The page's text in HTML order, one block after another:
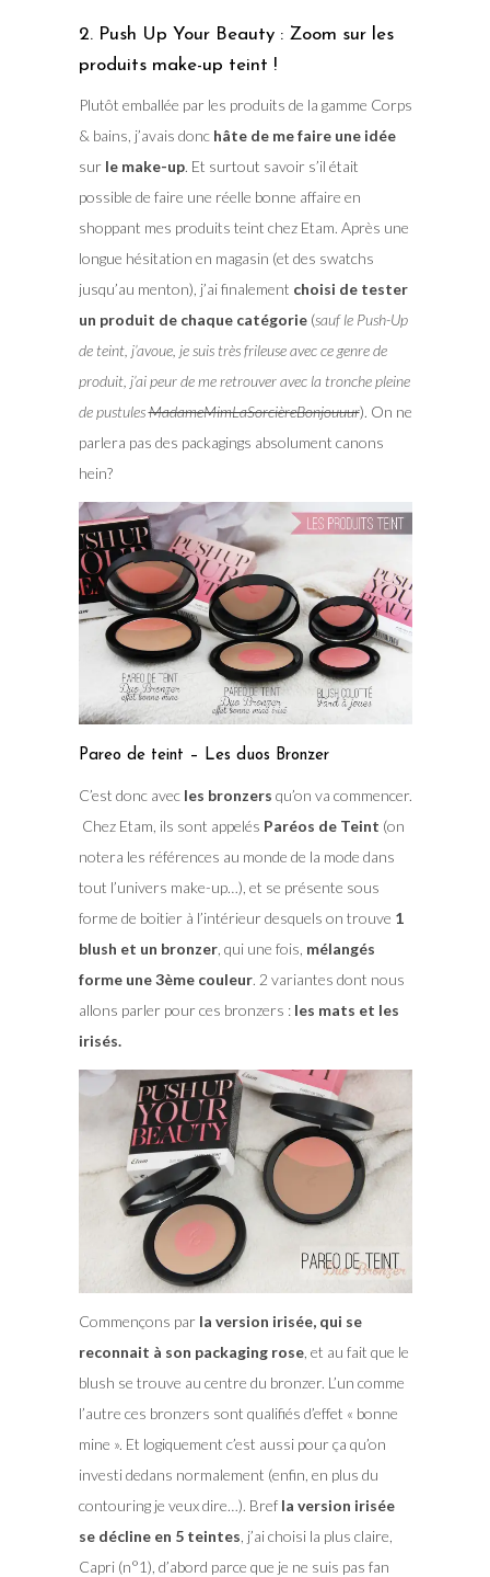
2. Push Up Your Beauty : Zoom sur les
produits make-up teint !
Plutôt emballée par les produits de la gamme Corps
& bains, j’avais donc hâte de me faire une idée
sur le make-up. Et surtout savoir s’il était
possible de faire une réelle bonne affaire en
shoppant mes produits teint chez Etam. Après une
longue hésitation en magasin (et des swatchs
jusqu’au menton), j’ai finalement choisi de tester
un produit de chaque catégorie(sauf le Push-Up
de teint, j’avoue, je suis très frileuse avec ce genre de
produit, j’ai peur de me retrouver avec la tronche pleine
de pustulesMadameMimLaSorcièreBonjouuur). On ne
parlera pas des packagings absolument canons
hein?
Pareo de teint – Les duos Bronzer
C’est donc avec les bronzers qu’on va commencer.
Chez Etam, ils sont appelés Paréos de Teint (on
notera les références au monde de la mode dans
tout l’univers make-up…), et se présente sous
forme de boitier à l’intérieur desquels on trouve 1
blush et un bronzer, qui une fois, mélangés
forme une 3ème couleur. 2 variantes dont nous
allons parler pour ces bronzers : les mats et les
irisés.
Commençons par la version irisée, qui se
reconnait à son packaging rose, et au fait que le
blush se trouve au centre du bronzer. L’un comme
l’autre ces bronzers sont qualifiés d’effet « bonne
mine ». Et logiquement c’est aussi pour ça qu’on
investi dedans normalement (enfin, en plus du
contouring je veux dire…). Brefla version irisée
se décline en 5 teintes , j’ai choisi la plus claire,
Capri (n°1), d’abord parce que je ne suis pas fan